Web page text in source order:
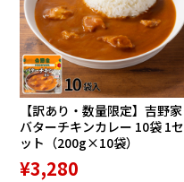
【訳あり・数量限定】吉野家
バターチキンカレー 10袋 1セ
ット（200g×10袋）
¥3,280